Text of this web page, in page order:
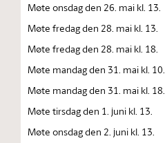
Møte onsdag den 26. mai kl. 13.
Møte fredag den 28. mai kl. 13.
Møte fredag den 28. mai kl. 18.
Møte mandag den 31. mai kl. 10.
Møte mandag den 31. mai kl. 18.
Møte tirsdag den 1. juni kl. 13.
Møte onsdag den 2. juni kl. 13.